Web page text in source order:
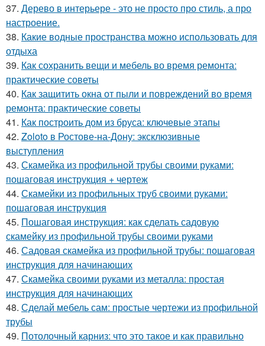
37. Дерево в интерьере - это не просто про стиль, а про
настроение.
38. Какие водные пространства можно использовать для
отдыха
39. Как сохранить вещи и мебель во время ремонта:
практические советы
40. Как защитить окна от пыли и повреждений во время
ремонта: практические советы
41. Как построить дом из бруса: ключевые этапы
42. Zoloto в Ростове-на-Дону: эксклюзивные
выступления
43. Скамейка из профильной трубы своими руками:
пошаговая инструкция + чертеж
44. Скамейки из профильных труб своими руками:
пошаговая инструкция
45. Пошаговая инструкция: как сделать садовую
скамейку из профильной трубы своими руками
46. Садовая скамейка из профильной трубы: пошаговая
инструкция для начинающих
47. Скамейка своими руками из металла: простая
инструкция для начинающих
48. Сделай мебель сам: простые чертежи из профильной
трубы
49. Потолочный карниз: что это такое и как правильно